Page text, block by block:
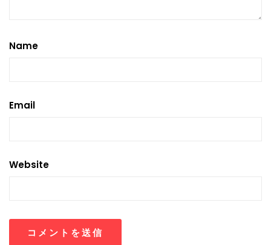
Name
Email
Website